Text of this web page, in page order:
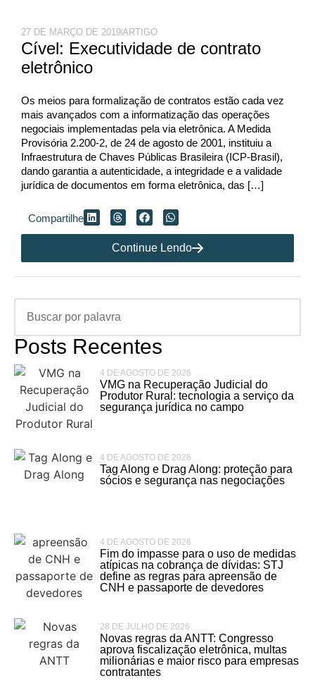
27 DE MARÇO DE 2019ARTIGO
Cível: Executividade de contrato
eletrônico
Os meios para formalização de contratos estão cada vez
mais avançados com a informatização das operações
negociais implementadas pela via eletrônica. A Medida
Provisória 2.200-2, de 24 de agosto de 2001, instituiu a
Infraestrutura de Chaves Públicas Brasileira (ICP-Brasil),
dando garantia a autenticidade, a integridade e a validade
jurídica de documentos em forma eletrônica, das […]
Compartilhe
Continue Lendo
Posts Recentes
4 DE AGOSTO DE 2026
VMG na Recuperação Judicial do
Produtor Rural: tecnologia a serviço da
segurança jurídica no campo
4 DE AGOSTO DE 2026
Tag Along e Drag Along: proteção para
sócios e segurança nas negociações
4 DE AGOSTO DE 2026
Fim do impasse para o uso de medidas
atípicas na cobrança de dívidas: STJ
define as regras para apreensão de
CNH e passaporte de devedores
28 DE JULHO DE 2026
Novas regras da ANTT: Congresso
aprova fiscalização eletrônica, multas
milionárias e maior risco para empresas
contratantes